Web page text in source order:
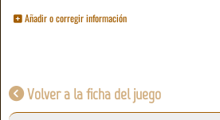
Añadir o corregir información
Volver a la ficha del juego